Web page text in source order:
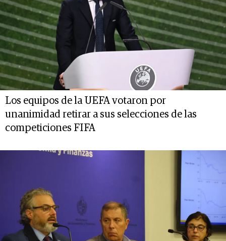
Los equipos de la UEFA votaron por
unanimidad retirar a sus selecciones de las
competiciones FIFA